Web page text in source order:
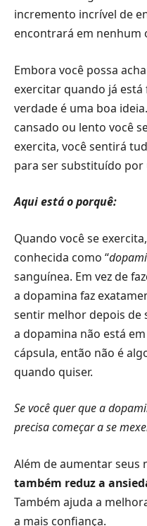
incremento incrível de
encontrará em nenhum
Embora você possa
exercitar quando já
verdade é uma boa
cansado ou lento você
exercita, você sentirá
para ser substituído
Aqui está o porquê:
Quando você se
conhecida como “
sanguínea. Em vez de
a dopamina faz
sentir melhor depois de
a dopamina não está
cápsula, então não é
quando quiser.
Se você quer que a
precisa começar a se
Além de aumentar seus
também reduz a
Também ajuda a
a mais confiança.